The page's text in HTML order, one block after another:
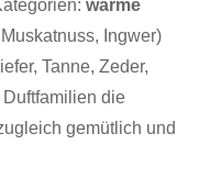
warme
Ingwer)
Tanne, Zeder,
die
gemütlich und